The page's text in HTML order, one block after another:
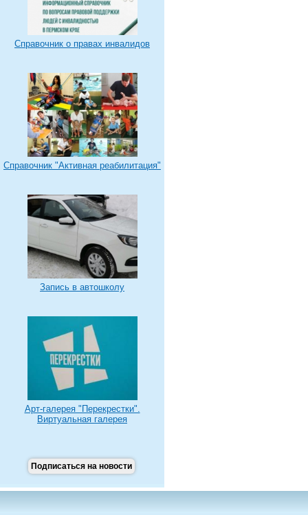
Справочник о правах инвалидов
Справочник "Активная реабилитация"
Запись в автошколу
Арт-галерея "Перекрестки".
Виртуальная галерея
Подписаться на новости